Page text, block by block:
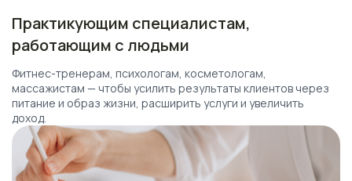
Практикующим специалистам,
работающим с людьми
Фитнес-тренерам, психологам, косметологам,
массажистам — чтобы усилить результаты клиентов через
питание и образ жизни, расширить услуги и увеличить
доход.